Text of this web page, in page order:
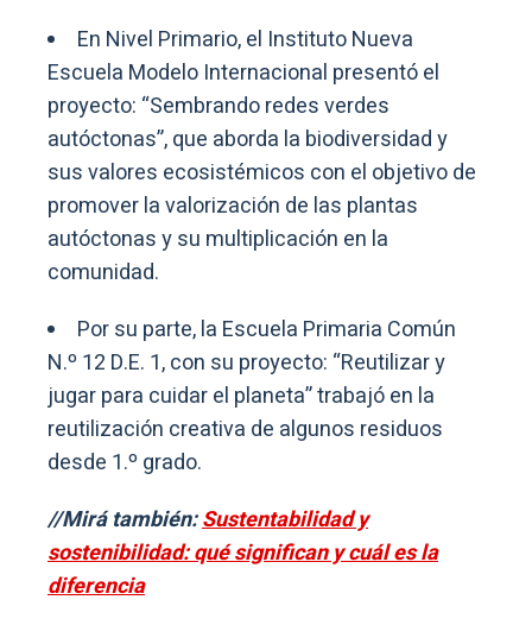
En Nivel Primario, el Instituto Nueva
Escuela Modelo Internacional presentó el
proyecto: “Sembrando redes verdes
autóctonas”, que aborda la biodiversidad y
sus valores ecosistémicos con el objetivo de
promover la valorización de las plantas
autóctonas y su multiplicación en la
comunidad.
Por su parte, la Escuela Primaria Común
N.º 12 D.E. 1, con su proyecto: “Reutilizar y
jugar para cuidar el planeta” trabajó en la
reutilización creativa de algunos residuos
desde 1.º grado.
//Mirá también:Sustentabilidad y
sostenibilidad: qué significan y cuál es la
diferencia